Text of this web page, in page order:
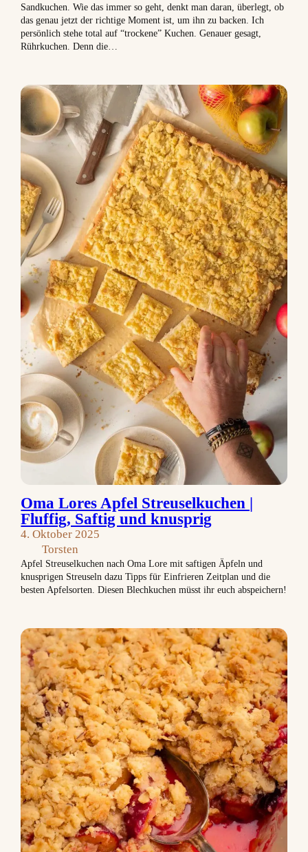
Sandkuchen. Wie das immer so geht, denkt man daran, überlegt, ob
das genau jetzt der richtige Moment ist, um ihn zu backen. Ich
persönlich stehe total auf “trockene” Kuchen. Genauer gesagt,
Rührkuchen. Denn die…
Oma Lores Apfel Streuselkuchen |
Fluffig, Saftig und knusprig
4. Oktober 2025
Torsten
Apfel Streuselkuchen nach Oma Lore mit saftigen Äpfeln und
knusprigen Streuseln dazu Tipps für Einfrieren Zeitplan und die
besten Apfelsorten. Diesen Blechkuchen müsst ihr euch abspeichern!